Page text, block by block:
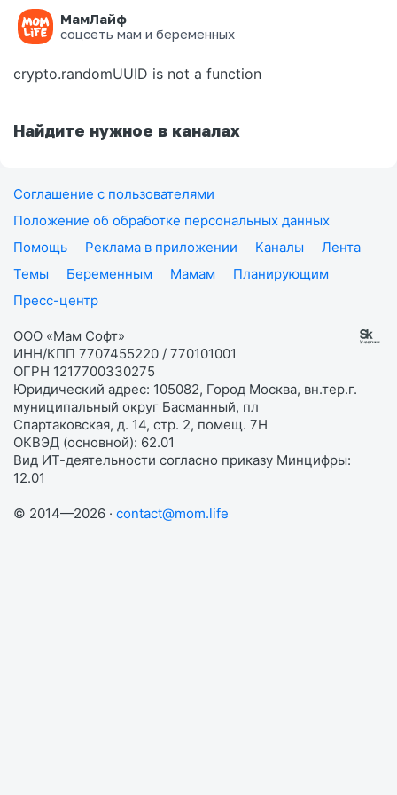
МамЛайф
соцсеть мам и беременных
Ошибка на странице
crypto.randomUUID is not a function
Найдите нужное в каналах
Соглашение с пользователями
Положение об обработке персональных данных
Помощь
Реклама в приложении Каналы
Лента
Темы
Беременным Мамам
Планирующим
Пресс-центр
ООО «Мам Софт»
ИНН/КПП 7707455220 / 770101001
ОГРН 1217700330275
Юридический адрес: 105082, Город Москва, вн.тер.г.
муниципальный округ Басманный, пл
Спартаковская, д. 14, стр. 2, помещ. 7Н
ОКВЭД (основной): 62.01
Вид ИТ-деятельности согласно приказу Минцифры:
12.01
© 2014—2026 · contact@mom.life